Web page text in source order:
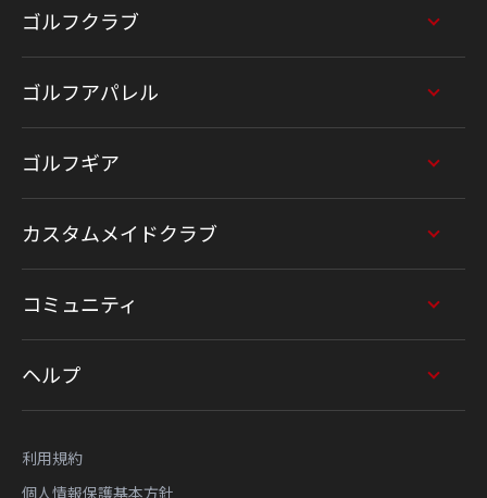
ゴルフクラブ
ゴルフアパレル
ゴルフギア
カスタムメイドクラブ
コミュニティ
ヘルプ
利用規約
個人情報保護基本方針